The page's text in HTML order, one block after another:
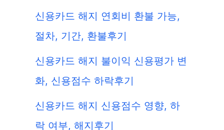
신용카드 해지 연회비 환불 가능,
절차, 기간, 환불후기
신용카드 해지 불이익 신용평가 변
화, 신용점수 하락후기
신용카드 해지 신용점수 영향, 하
락 여부, 해지후기